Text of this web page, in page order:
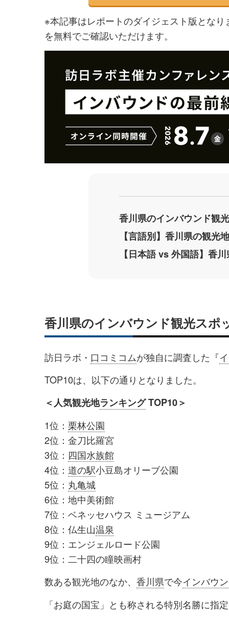
※本記事はレポートのダイジェスト版となり
を無料でご確認いただけます。
香川県のインバウンド観
【言語別】香川県の観光
【日本語 vs 外国語】香
香川県のインバウンド観光スポ
訪日ラボ・ 口コミコムが独自に調査した『
TOP10は、以下の通りとなりました。
＜人気観光地ランキングTOP10＞
1位： 栗林公園
2位：金刀比羅宮
3位： 四国水族館
4位： 道の駅小豆島オリーブ公園
5位： 丸亀城
6位：地中美術館
7位：ベネッセハウス ミュージアム
8位：仏生山温泉
9位：エンジェルロード公園
9位：二十四の瞳映画村
数ある観光地のなか、 香川県で今インバウ
「お庭の国宝」とも称される特別名勝に指